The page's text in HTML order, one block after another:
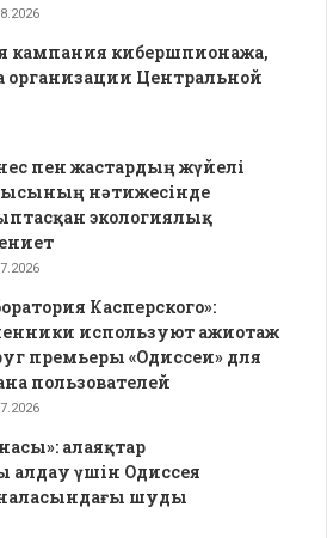
кампания кибершпионажа,
организации Центральной
пен жастардың жүйелі
нәтижесінде
экологиялық
Касперского»:
используют ажиотаж
премьеры «Одиссеи» для
пользователей
алаяқтар
үшін Одиссея
шуды